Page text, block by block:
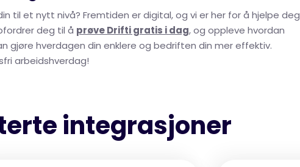
til et nytt nivå? Fremtiden er digital, og vi er her for å hjelpe deg
deg til å prøve Drifti gratis i dag, og oppleve hvordan
gjøre hverdagen din enklere og bedriften din mer effektiv.
arbeidshverdag!
integrasjoner